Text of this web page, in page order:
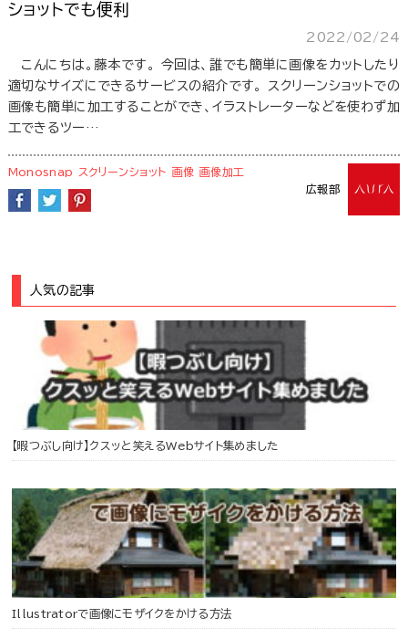
ショットでも便利
2022/02/24
こんにちは。藤本です。 今回は、誰でも簡単に画像をカットしたり
適切なサイズにできるサービスの紹介です。 スクリーンショットでの
画像も簡単に加工することができ、イラストレーターなどを使わず加
工できるツー…
広報部
Monosnap スクリーンショット 画像 画像加工
人気の記事
【暇つぶし向け】クスッと笑えるWebサイト集めました
Illustratorで画像にモザイクをかける方法